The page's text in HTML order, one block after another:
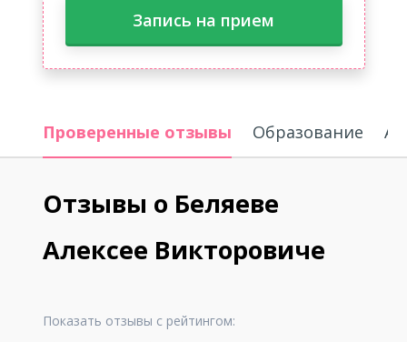
Запись на прием
Проверенные отзывы Образование
Отзывы о Беляеве
Алексее Викторовиче
Показать отзывы с рейтингом: